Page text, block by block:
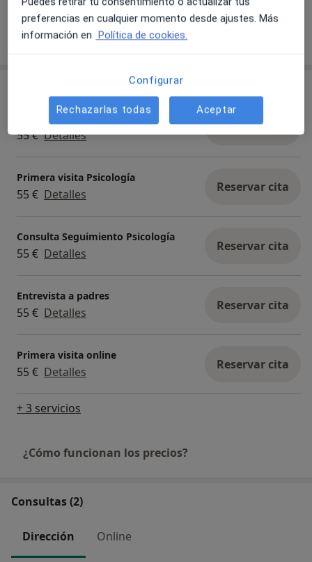
profesional
hacer las
Mostrar más detallessobre la experiencia
Consulta online
55 € Detalles Reservar cita
Primera visita Psicología
55 € Detalles Reservar cita
Consulta Seguimiento Psicología
55 € Detalles Reservar cita
Entrevista a padres
55 € Detalles Reservar cita
Primera visita online
55 € Detalles Reservar cita
+ 3 servicios
¿Cómo funcionan los precios?
Consultas (2)
Dirección Online
preferencias en cualquier momento desde ajustes. Más
información en Política de cookies.
Configurar
Rechazarlas todas Aceptar